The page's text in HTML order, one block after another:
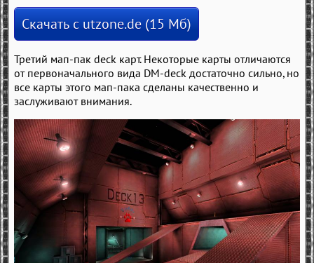
Скачать с utzone.de (15 Мб)
Третий мап-пак deck карт. Некоторые карты отличаются
от первоначального вида DM-deck достаточно сильно, но
все карты этого мап-пака сделаны качественно и
заслуживают внимания.